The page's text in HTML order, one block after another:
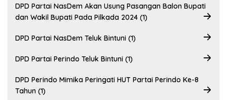
DPD Partai NasDem Akan Usung Pasangan Balon Bupati
dan Wakil Bupati Pada Pilkada 2024 (1)
DPD Partai NasDem Teluk Bintuni (1)
DPD Partai Perindo Teluk Bintuni (1)
DPD Perindo Mimika Peringati HUT Partai Perindo Ke-8
Tahun (1)